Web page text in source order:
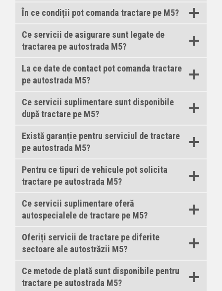
În ce condiții pot comanda tractare pe M5?
Ce servicii de asigurare sunt legate de
tractarea pe autostrada M5?
La ce date de contact pot comanda tractare
pe autostrada M5?
Ce servicii suplimentare sunt disponibile
după tractare pe M5?
Există garanție pentru serviciul de tractare
pe autostrada M5?
Pentru ce tipuri de vehicule pot solicita
tractare pe autostrada M5?
Ce servicii suplimentare oferă
autospecialele de tractare pe M5?
Oferiți servicii de tractare pe diferite
sectoare ale autostrăzii M5?
Ce metode de plată sunt disponibile pentru
tractare pe autostrada M5?